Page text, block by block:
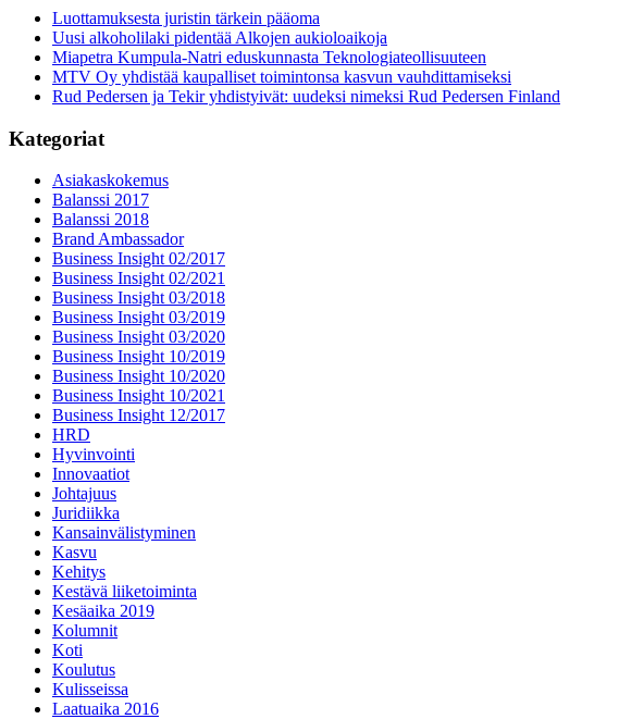
Luottamuksesta juristin tärkein pääoma
Uusi alkoholilaki pidentää Alkojen aukioloaikoja
Miapetra Kumpula-Natri eduskunnasta Teknologiateollisuuteen
MTV Oy yhdistää kaupalliset toimintonsa kasvun vauhdittamiseksi
Rud Pedersen ja Tekir yhdistyivät: uudeksi nimeksi Rud Pedersen Finland
Kategoriat
Asiakaskokemus
Balanssi 2017
Balanssi 2018
Brand Ambassador
Business Insight 02/2017
Business Insight 02/2021
Business Insight 03/2018
Business Insight 03/2019
Business Insight 03/2020
Business Insight 10/2019
Business Insight 10/2020
Business Insight 10/2021
Business Insight 12/2017
HRD
Hyvinvointi
Innovaatiot
Johtajuus
Juridiikka
Kansainvälistyminen
Kasvu
Kehitys
Kestävä liiketoiminta
Kesäaika 2019
Kolumnit
Koti
Koulutus
Kulisseissa
Laatuaika 2016